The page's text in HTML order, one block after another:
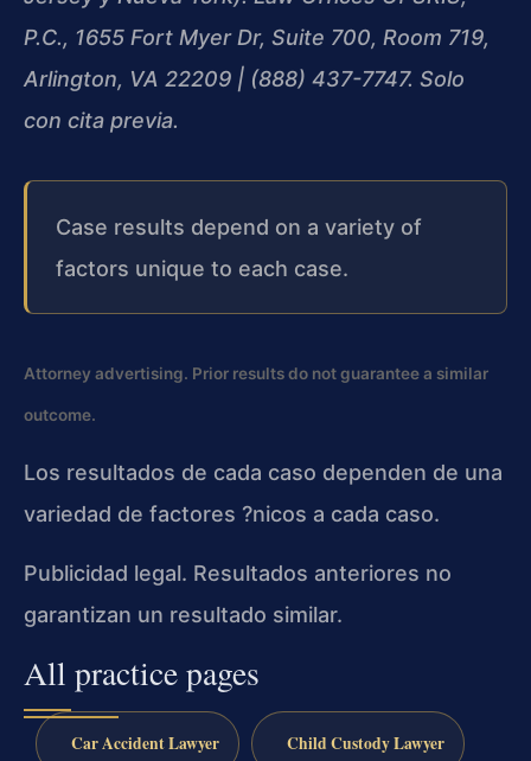
P.C., 1655 Fort Myer Dr, Suite 700, Room 719,
Arlington, VA 22209 | (888) 437-7747. Solo
con cita previa.
Case results depend on a variety of
factors unique to each case.
Attorney advertising. Prior results do not guarantee a similar
outcome.
Los resultados de cada caso dependen de una
variedad de factores ?nicos a cada caso.
Publicidad legal. Resultados anteriores no
garantizan un resultado similar.
All practice pages
Car Accident Lawyer Child Custody Lawyer